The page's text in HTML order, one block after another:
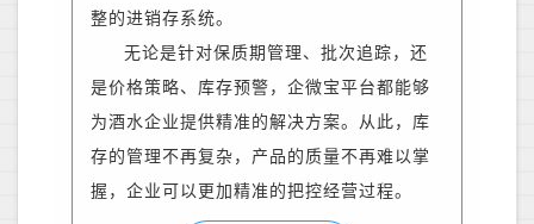
整的进销存系统。
无论是针对保质期管理、批次追踪，还
是价格策略、库存预警，企微宝平台都能够
为酒水企业提供精准的解决方案。从此，库
存的管理不再复杂，产品的质量不再难以掌
握，企业可以更加精准的把控经营过程。